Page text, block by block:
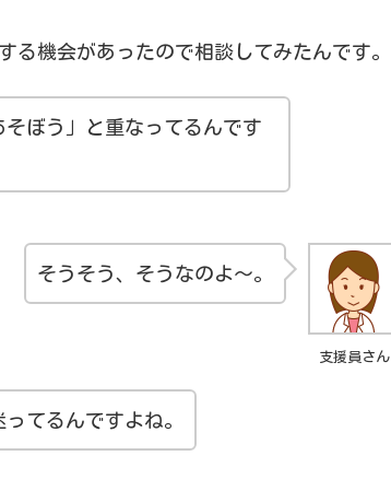
る機会があったので相談してみたんです。
ぼう」と重なってるんです
支援員さん
そうそう、そうなのよ～。
てるんですよね。